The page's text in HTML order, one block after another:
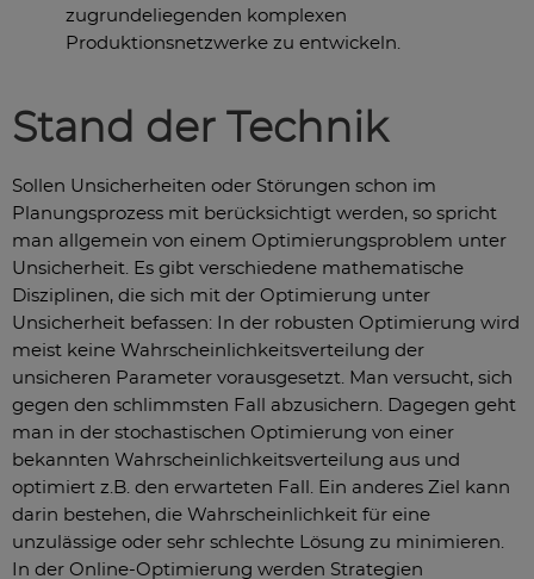
zugrundeliegenden komplexen
Produktionsnetzwerke zu entwickeln.
Stand der Technik
Sollen Unsicherheiten oder Störungen schon im
Planungsprozess mit berücksichtigt werden, so spricht
man allgemein von einem Optimierungsproblem unter
Unsicherheit. Es gibt verschiedene mathematische
Disziplinen, die sich mit der Optimierung unter
Unsicherheit befassen: In der robusten Optimierung wird
meist keine Wahrscheinlichkeitsverteilung der
unsicheren Parameter vorausgesetzt. Man versucht, sich
gegen den schlimmsten Fall abzusichern. Dagegen geht
man in der stochastischen Optimierung von einer
bekannten Wahrscheinlichkeitsverteilung aus und
optimiert z.B. den erwarteten Fall. Ein anderes Ziel kann
darin bestehen, die Wahrscheinlichkeit für eine
unzulässige oder sehr schlechte Lösung zu minimieren.
In der Online-Optimierung werden Strategien